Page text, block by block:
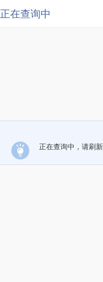
正在查询中
正在查询中，请刷